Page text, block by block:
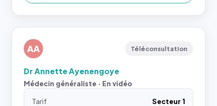
AA Téléconsultation
Dr Annette Ayenengoye
Médecin généraliste · En vidéo
Tarif
Secteur 1